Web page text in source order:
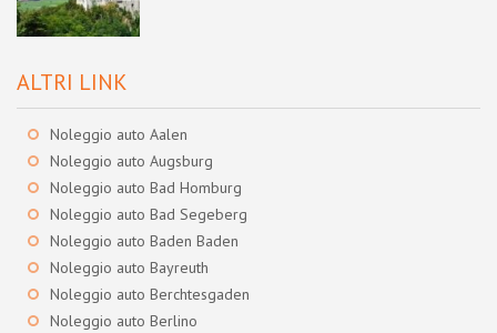
ALTRI LINK
Noleggio auto Aalen
Noleggio auto Augsburg
Noleggio auto Bad Homburg
Noleggio auto Bad Segeberg
Noleggio auto Baden Baden
Noleggio auto Bayreuth
Noleggio auto Berchtesgaden
Noleggio auto Berlino